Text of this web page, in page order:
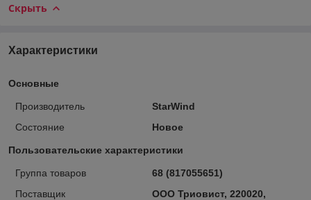
Скрыть
Характеристики
Основные
Производитель
StarWind
Состояние
Новое
Пользовательские характеристики
Группа товаров
68 (817055651)
Поставщик
ООО Триовист, 220020,